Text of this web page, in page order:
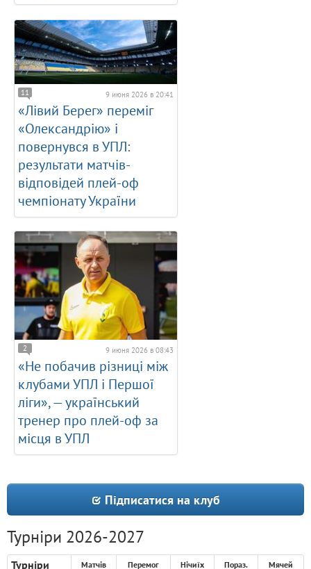
11 9 июня 2026 в 20:41
«Лівий Берег» переміг
«Олександрію» і
повернувся в УПЛ:
результати матчів-
відповідей плей-оф
чемпіонату України
2 9 июня 2026 в 08:43
«Не побачив різниці між
клубами УПЛ і Першої
ліги», — український
тренер про плей-оф за
місця в УПЛ
Підписатися на клуб
Турніри 2026-2027
Турніри Матчів Перемог Нічиїх Пораз. Мячей